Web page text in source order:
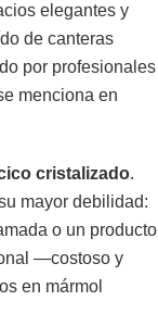
elegantes y
de canteras
por profesionales
menciona en
cristalizado.
mayor debilidad:
o un producto
—costoso y
en mármol